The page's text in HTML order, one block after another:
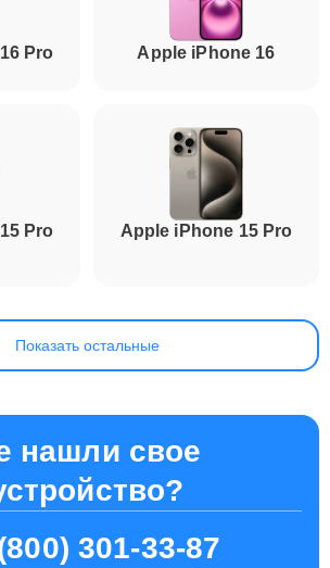
Pro Apple iPhone 16
Pro
Apple iPhone 15 Pro
Показать остальные
нашли свое
301-33-87